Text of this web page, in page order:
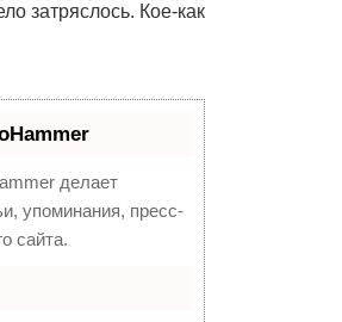
затряслось. Кое-как
делает
упоминания, пресс-
сайта.